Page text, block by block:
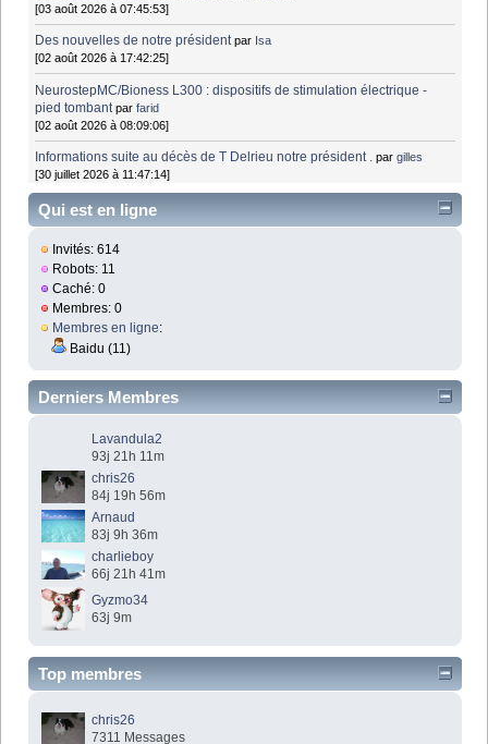
[03 août 2026 à 07:45:53]
Des nouvelles de notre président par Isa
[02 août 2026 à 17:42:25]
NeurostepMC/Bioness L300 : dispositifs de stimulation électrique -
pied tombant parfarid
[02 août 2026 à 08:09:06]
Informations suite au décès de T Delrieu notre président . pargilles
[30 juillet 2026 à 11:47:14]
Qui est en ligne
Invités: 614
Robots: 11
Caché: 0
Membres: 0
Membres en ligne:
Baidu (11)
Derniers Membres
Lavandula2
93j 21h 11m
chris26
84j 19h 56m
Arnaud
83j 9h 36m
charlieboy
66j 21h 41m
Gyzmo34
63j 9m
Top membres
chris26
7311 Messages